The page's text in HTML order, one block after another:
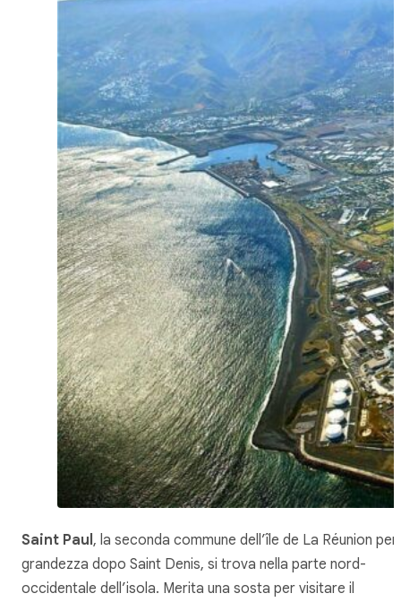
Saint Paul, la seconda commune dell’île de La Réunion per
grandezza dopo Saint Denis, si trova nella parte nord-
occidentale dell’isola. Merita una sosta per visitare il